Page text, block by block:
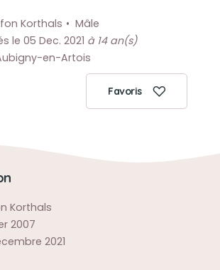
Korthals
Mâle
le 05 Dec. 2021 à 14 an(s)
en-Artois
Favoris
Korthals
2007
2021